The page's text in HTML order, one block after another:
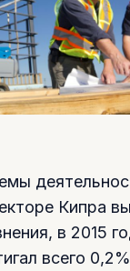
Кипра
в 2015
всего